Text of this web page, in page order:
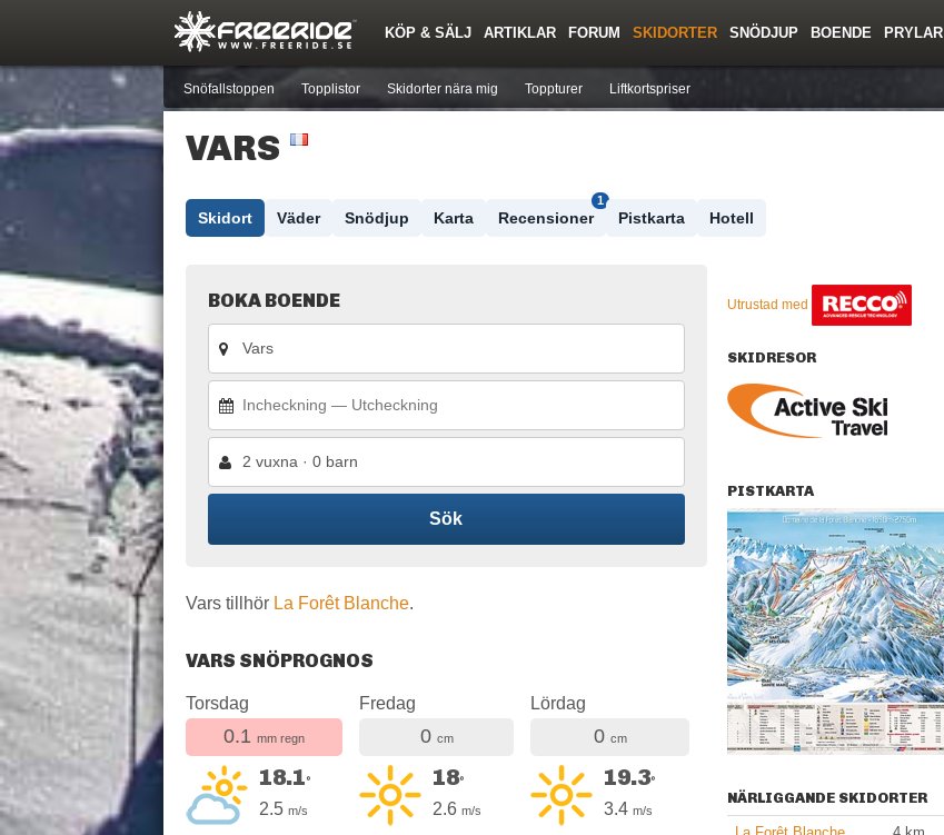
KÖP & SÄLJ ARTIKLAR
Nyheter Quiz Events
FORUM
Nya inlägg Forumlista
SKIDORTER
Snöfallstoppen Topplistor Skidorter nära mig Toppturer Liftkortspriser
SNÖDJUP BOENDE PRYLAR
Skidor Pjäxor
Årets Krasch
VARS
Skidort Väder Snödjup Karta Recensioner
1
Pistkarta Hotell
BOKA BOENDE
2 vuxna · 0 barn
Sök
Vars tillhör La Forêt Blanche.
VARS SNÖPROGNOS
Torsdag
0.1 mm regn
18.1°
2.5 m/s
Fredag
0 cm
18°
2.6 m/s
Lördag
0 cm
19.3°
3.4 m/s
Utrustad med
SKIDRESOR
PISTKARTA
NÄRLIGGANDE SKIDORTER